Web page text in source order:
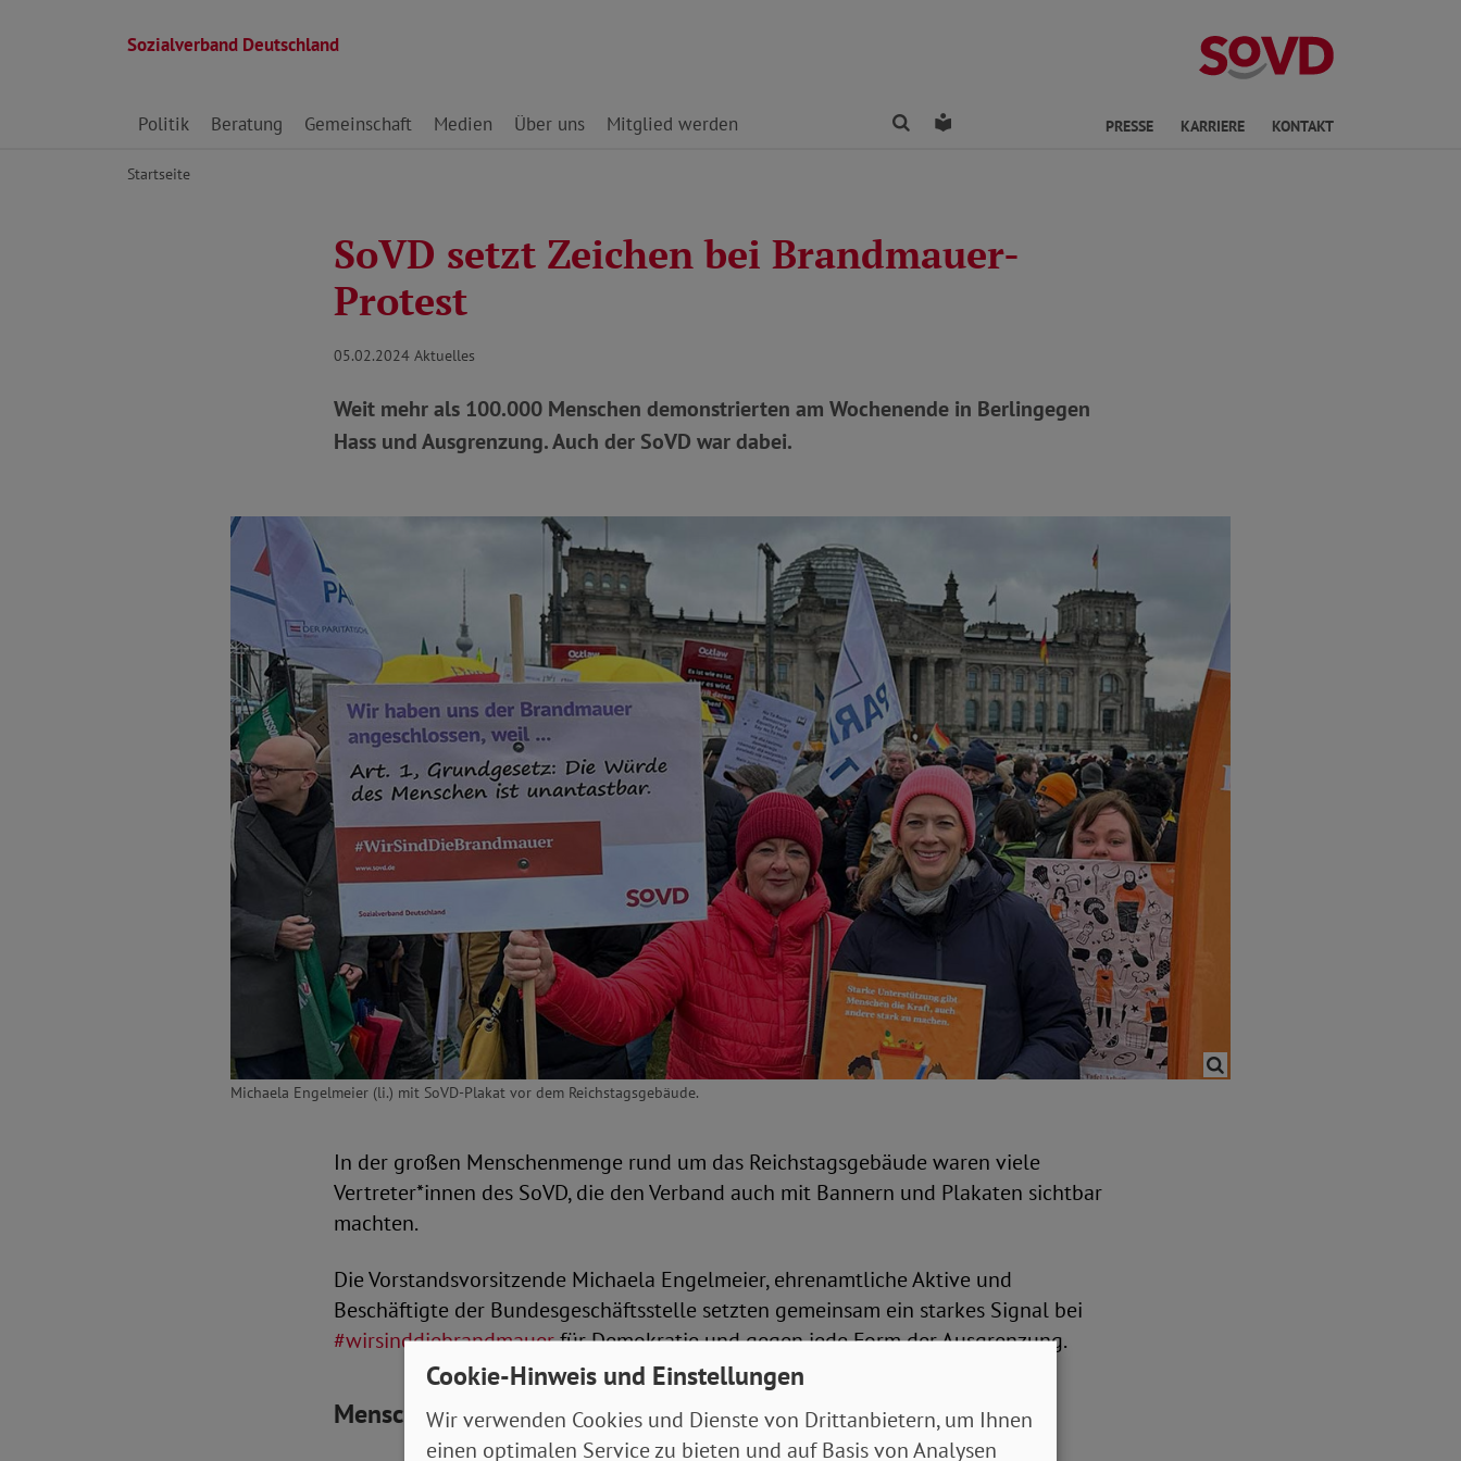
Sozialverband Deutschland
Direkt zu den Inhalten springen
Politik Beratung Gemeinschaft Medien Über uns Mitglied werden FindenLeichte Sprache PRESSE KARRIERE KONTAKT
Startseite
SoVD setzt Zeichen bei Brandmauer-
Protest
05.02.2024 Aktuelles
Weit mehr als 100.000 Menschen demonstrierten am Wochenende in Berlingegen
Hass und Ausgrenzung. Auch der SoVD war dabei.
Michaela Engelmeier (li.) mit SoVD-Plakat vor dem Reichstagsgebäude.
In der großen Menschenmenge rund um das Reichstagsgebäude waren viele
Vertreter*innen des SoVD, die den Verband auch mit Bannern und Plakaten sichtbar
machten.
Die Vorstandsvorsitzende Michaela Engelmeier, ehrenamtliche Aktive und
Beschäftigte der Bundesgeschäftsstelle setzten gemeinsam ein starkes Signal bei
#wirsinddiebrandmauerfür Demokratie und gegen jede Form der Ausgrenzung.
Menschenwürde und Zusammenhalt
Cookie-Hinweis und Einstellungen
Wir verwenden Cookies und Dienste von Drittanbietern, um Ihnen
einen optimalen Service zu bieten und auf Basis von Analysen